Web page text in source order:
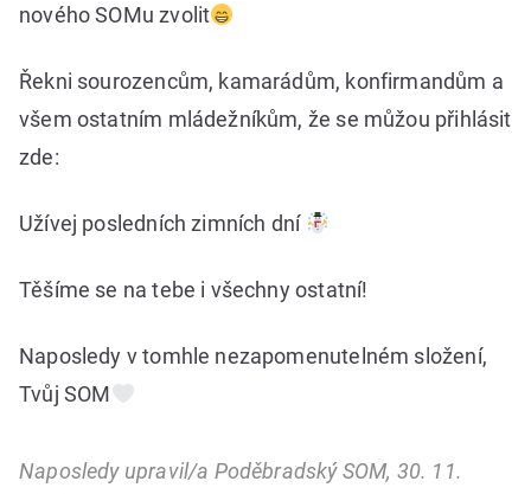
nového SOMu zvolit
Řekni sourozencům, kamarádům, konfirmandům a
všem ostatním mládežníkům, že se můžou přihlásit
zde:
Užívej posledních zimních dní
Těšíme se na tebe i všechny ostatní!
Naposledy v tomhle nezapomenutelném složení,
Tvůj SOM
Naposledy upravil/a Poděbradský SOM, 30. 11.